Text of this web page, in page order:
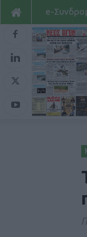
e-